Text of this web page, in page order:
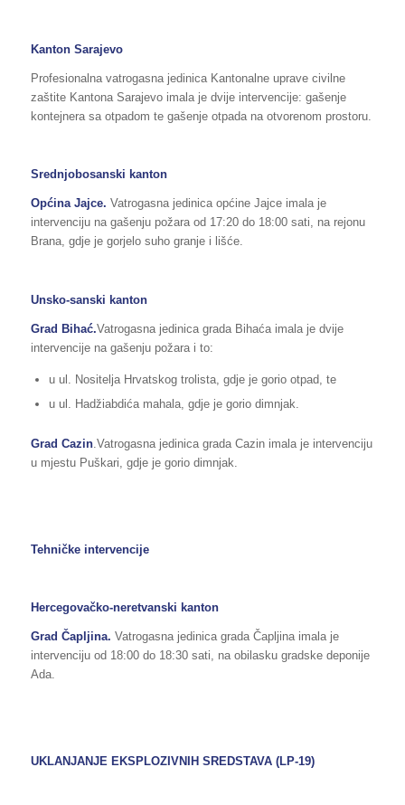
Kanton Sarajevo
Profesionalna vatrogasna jedinica Kantonalne uprave civilne
zaštite Kantona Sarajevo imala je dvije intervencije: gašenje
kontejnera sa otpadom te gašenje otpada na otvorenom prostoru.
Srednjobosanski kanton
Općina Jajce. Vatrogasna jedinica općine Jajce imala je
intervenciju na gašenju požara od 17:20 do 18:00 sati, na rejonu
Brana, gdje je gorjelo suho granje i lišće.
Unsko-sanski kanton
Grad Bihać.Vatrogasna jedinica grada Bihaća imala je dvije
intervencije na gašenju požara i to:
u ul. Nositelja Hrvatskog trolista, gdje je gorio otpad, te
u ul. Hadžiabdića mahala, gdje je gorio dimnjak.
Grad Cazin.Vatrogasna jedinica grada Cazin imala je intervenciju
u mjestu Puškari, gdje je gorio dimnjak.
Tehničke intervencije
Hercegovačko-neretvanski kanton
Grad Čapljina. Vatrogasna jedinica grada Čapljina imala je
intervenciju od 18:00 do 18:30 sati, na obilasku gradske deponije
Ada.
UKLANJANJE EKSPLOZIVNIH SREDSTAVA (LP-19)